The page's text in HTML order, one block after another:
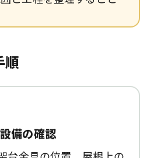
順
備の確認